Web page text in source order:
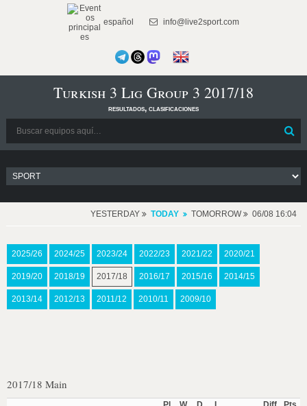
español info@live2sport.com
Turkish 3 Lig Group 3 2017/18
resultados, clasificaciones
YESTERDAY TODAY TOMORROW 06/08 16:04
2025/26 2024/25 2023/24 2022/23 2021/22 2020/21
2019/20 2018/19 2017/18 2016/17 2015/16 2014/15
2013/14 2012/13 2011/12 2010/11 2009/10
2017/18 Main